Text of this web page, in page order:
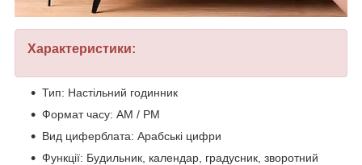
Характеристики:
Тип: Настільний годинник
Формат часу: АМ / РМ
Вид циферблата: Арабські цифри
Функції: Будильник, календар, градусник, зворотний